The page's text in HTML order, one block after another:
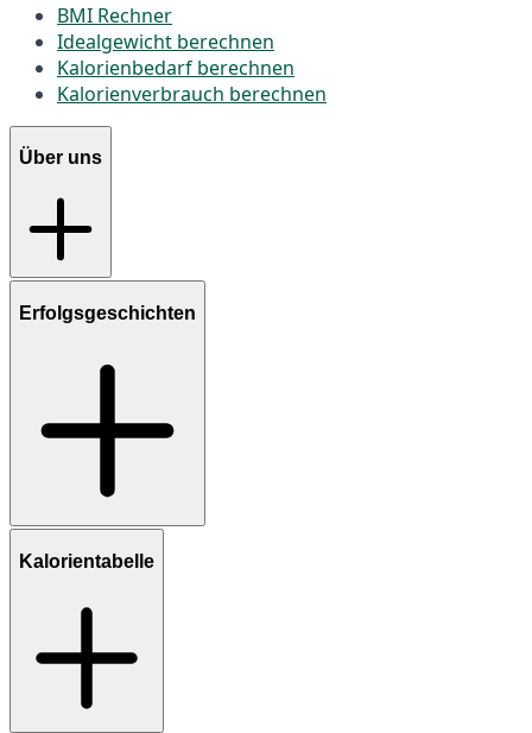
BMI Rechner
Idealgewicht berechnen
Kalorienbedarf berechnen
Kalorienverbrauch berechnen
Über uns
Erfolgsgeschichten
Kalorientabelle